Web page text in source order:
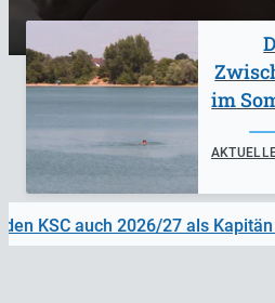
im
KSC auch 2026/27 als Kapitän an